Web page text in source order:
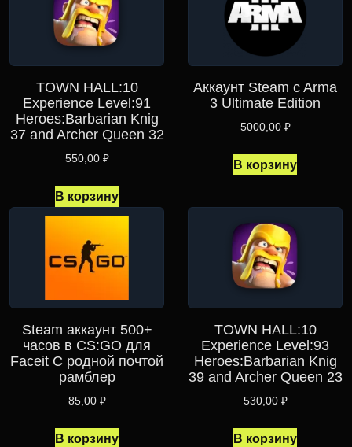
TOWN HALL:10
Experience Level:91
Heroes:Barbarian Knig
37 and Archer Queen 32
550,00 ₽
В корзину
Аккаунт Steam c Arma
3 Ultimate Edition
5000,00 ₽
В корзину
Steam аккаунт 500+
часов в CS:GO для
Faceit С родной почтой
рамблер
85,00 ₽
В корзину
TOWN HALL:10
Experience Level:93
Heroes:Barbarian Knig
39 and Archer Queen 23
530,00 ₽
В корзину